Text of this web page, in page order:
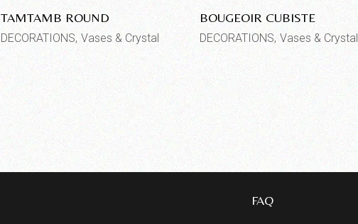
TAMTAMB ROUND
DECORATIONS Vases & Crystal
BOUGEOIR CUBISTE
DECORATIONS Vases & Crystal
FAQ